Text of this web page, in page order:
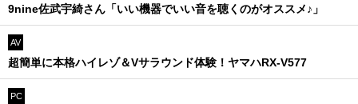
9nine佐武宇綺さん「いい機器でいい音を聴くのがオススメ♪」
AV
超簡単に本格ハイレゾ＆Vサラウンド体験！ヤマハRX-V577
PC